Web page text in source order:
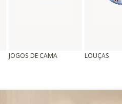
JOGOS DE CAMA LOUÇAS